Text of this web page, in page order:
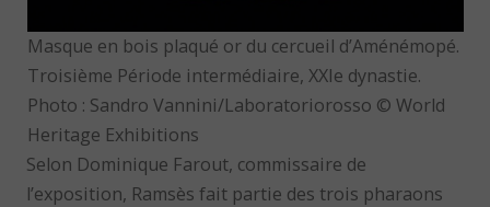
Masque en bois plaqué or du cercueil d’Aménémopé.
Troisième Période intermédiaire, XXIe dynastie.
Photo : Sandro Vannini/Laboratoriorosso © World
Heritage Exhibitions
Selon Dominique Farout, commissaire de
l’exposition, Ramsès fait partie des trois pharaons